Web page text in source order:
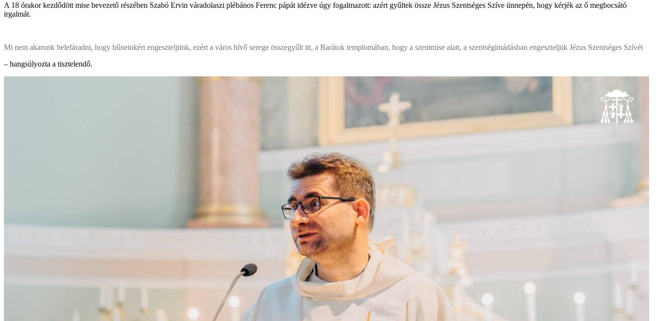
A 18 órakor kezdődött mise bevezető részében Szabó Ervin váradolaszi plébános Ferenc pápát idézve úgy fogalmazott: azért gyűltek össze Jézus Szentséges Szíve ünnepén, hogy kérjék az ő megbocsátó
irgalmát.
Mi nem akarunk belefáradni, hogy bűneinkért engeszteljünk, ezért a város hívő serege összegyűlt itt, a Barátok templomában, hogy a szentmise alatt, a szentségimádásban engeszteljük Jézus Szentséges Szívét
– hangsúlyozta a tisztelendő.